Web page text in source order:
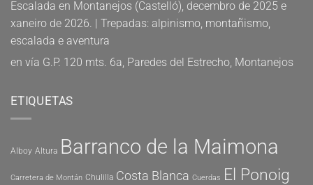
Escalada en Montanejos (Castelló), decembro de 2025 e
xaneiro de 2026. | Trepadas: alpinismo, montañismo,
escalada e aventura
en vía G.P. 120 mts. 6a, Paredes del Estrecho, Montanejos
ETIQUETAS
Alboy Altura Barranco de la Maimona
Carretera de Montán Chulilla Costa Blanca Cuerdas El Ponoig